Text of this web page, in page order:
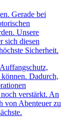
Gerade bei
Unsere
sich diesen
Sicherheit.
Dadurch,
verstärkt. An
von Abenteuer zu